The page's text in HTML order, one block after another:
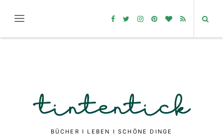
BÜCHER I LEBEN I SCHÖNE DINGE